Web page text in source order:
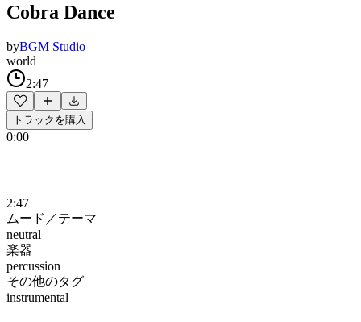
Cobra Dance
byBGM Studio
world
2:47
トラックを購入
0:00
2:47
ムード／テーマ
neutral
楽器
percussion
その他のタグ
instrumental